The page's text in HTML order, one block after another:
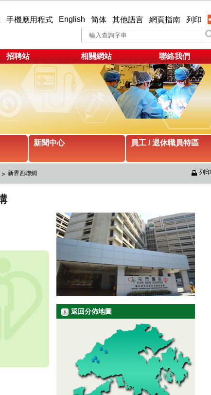
手機應用程式 English 简体 其他語言 網頁指南 列印
招聘站 相關網站 聯絡我們
新聞中心 員工 / 退休職員特區
新界西聯網 列印